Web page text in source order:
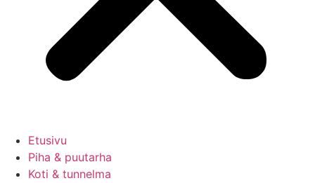
Etusivu
Piha & puutarha
Koti & tunnelma